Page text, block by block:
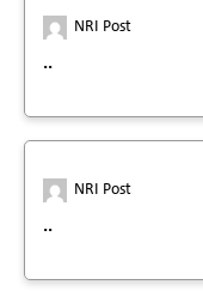
NRI Post
..
NRI Post
..